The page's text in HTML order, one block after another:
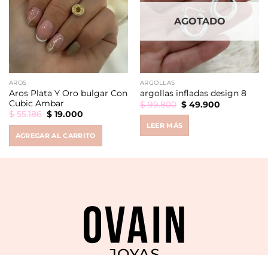
AROS
Aros Plata Y Oro bulgar Con
Cubic Ambar
$55.186 Original
price
$ 55.186.
$19.000Current
$ 19.000.
AGREGAR AL CARRITO
AGOTADO
ARGOLLAS
argollas infladas design 8
$99.800 Original
price
$ 99.800.
$49.900Current
LEER MÁS